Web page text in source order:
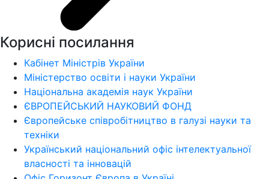
Корисні посилання
Кабінет Міністрів України
Міністерство освіти і науки України
Національна академія наук України
ЄВРОПЕЙСЬКИЙ НАУКОВИЙ ФОНД
Європейське співробітництво в галузі науки та
техніки
Український національний офіс інтелектуальної
власності та інновацій